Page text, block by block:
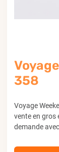
358
Voyage
vente en gros
demande